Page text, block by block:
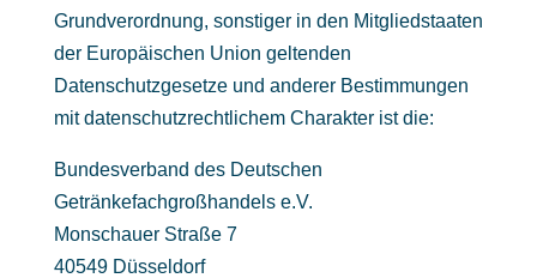
Grundverordnung, sonstiger in den Mitgliedstaaten
der Europäischen Union geltenden
Datenschutzgesetze und anderer Bestimmungen
mit datenschutzrechtlichem Charakter ist die:
Bundesverband des Deutschen
Getränkefachgroßhandels e.V.
Monschauer Straße 7
40549 Düsseldorf